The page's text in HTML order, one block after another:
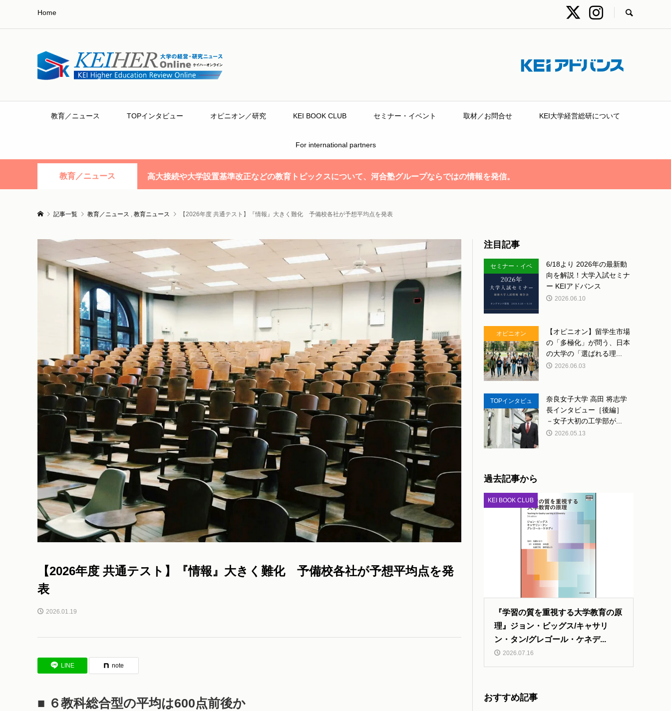
Home
教育／ニュース TOPインタビュー オピニオン／研究 KEI BOOK CLUB セミナー・イベント 取材／お問合せ KEI大学経営総研について
For international partners
教育／ニュース 高大接続や大学設置基準改正などの教育トピックスについて、河合塾グループならではの情報を発信。
記事一覧 教育／ニュース , 教育ニュース 【2026年度 共通テスト】『情報』大きく難化 予備校各社が予想平均点を発表
【2026年度 共通テスト】『情報』大きく難化 予備校各社が予想平均点を発
表
2026.01.19
LINE note
■ ６教科総合型の平均は600点前後か
注目記事
セミナー・イベ
ント
6/18より 2026年の最新動
向を解説！大学入試セミナ
ー KEIアドバンス
2026.06.10
オピニオン
【オピニオン】留学生市場
の「多極化」が問う、日本
の大学の「選ばれる理...
2026.06.03
TOPインタビュ
ー
奈良女子大学 高田 将志学
長インタビュー［後編］
－女子大初の工学部が...
2026.05.13
過去記事から
KEI BOOK CLUB
『学習の質を重視する大学教育の原
理』ジョン・ビッグス/キャサリ
ン・タン/グレゴール・ケネデ...
2026.07.16
おすすめ記事